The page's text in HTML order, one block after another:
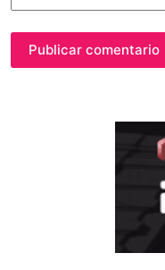
Publicar comentario